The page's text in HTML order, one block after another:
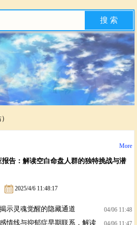
More
报告：解读空白命盘人群的独特挑战与潜
2025/4/6 11:48:17
示灵魂觉醒的隐藏通道 04/06 11:48
情线与抑郁症早期联系，解读
04/06 11:47